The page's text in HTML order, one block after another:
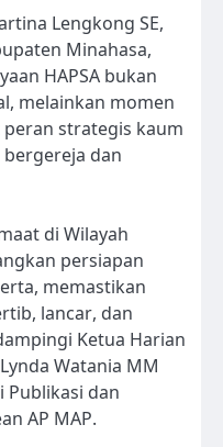
Lengkong SE,
Minahasa,
HAPSA bukan
melainkan momen
strategis kaum
dan
di Wilayah
persiapan
memastikan
lancar, dan
Ketua Harian
Watania MM
Publikasi dan
AP MAP.